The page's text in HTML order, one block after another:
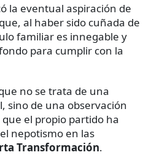
la eventual aspiración de
al haber sido cuñada de
familiar es innegable y
para cumplir con la
no se trata de una
sino de una observación
el propio partido ha
nepotismo en las
Transformación.